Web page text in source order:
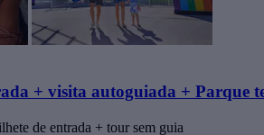
+ visita autoguiada + Parque
de entrada + tour sem guia